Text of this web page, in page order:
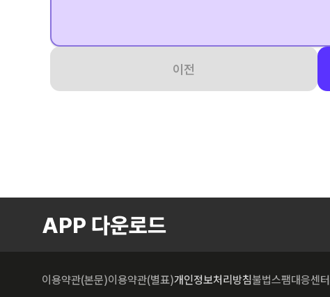
이전
APP 다운로드
이용약관(본문)이용약관(별표)개인정보처리방침불법스팸대응센터